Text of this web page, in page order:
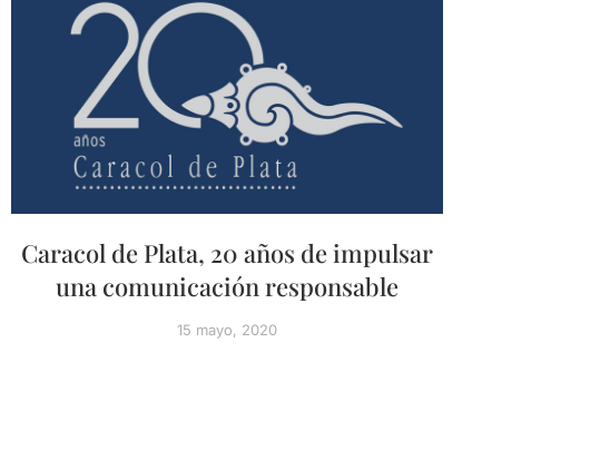
Caracol de Plata, 20 años de impulsar
una comunicación responsable
15 mayo, 2020